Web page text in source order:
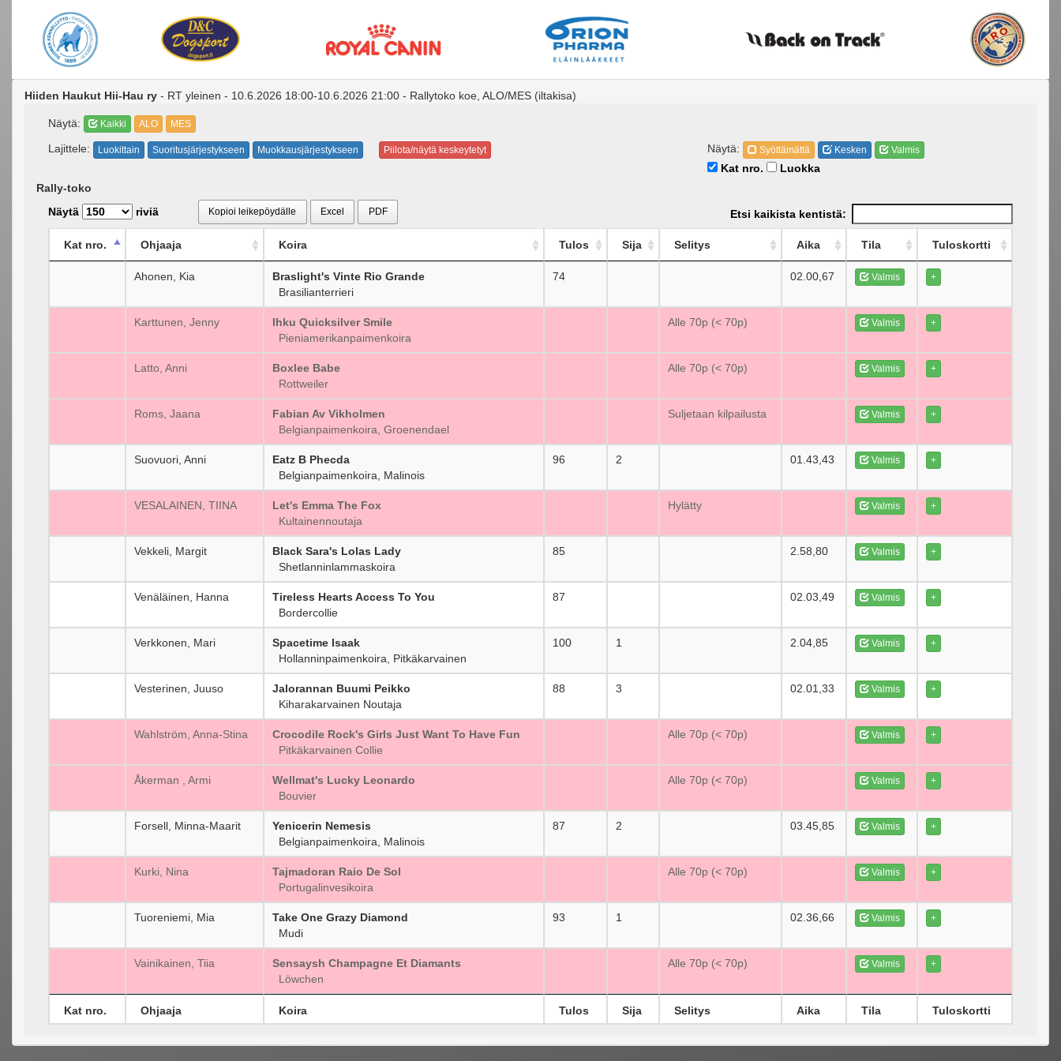
Hiiden Haukut Hii-Hau ry - RT yleinen - 10.6.2026 18:00-10.6.2026 21:00 - Rallytoko koe, ALO/MES (iltakisa)
Näytä: Kaikki ALO MES
Lajittele: Luokittain Suoritusjärjestykseen Muokkausjärjestykseen Piilota/näytä keskeytetyt Näytä: Syöttämättä Kesken Valmis
Kat nro.
Luokka
Rally-toko
Näytä
riviä Kopioi leikepöydälle Excel PDF Etsi kaikista kentistä:
Kat nro. Ohjaaja Koira Tulos Sija Selitys Aika Tila Tuloskortti
Ahonen, Kia
Braslight's Vinte Rio Grande
Brasilianterrieri
74 02.00,67 Valmis +
Karttunen, Jenny
Ihku Quicksilver Smile
Pieniamerikanpaimenkoira
Alle 70p (< 70p) Valmis +
Latto, Anni
Boxlee Babe
Rottweiler
Alle 70p (< 70p) Valmis +
Roms, Jaana
Fabian Av Vikholmen
Belgianpaimenkoira, Groenendael
Suljetaan kilpailusta Valmis +
Suovuori, Anni
Eatz B Phecda
Belgianpaimenkoira, Malinois
96 2 01.43,43 Valmis +
VESALAINEN, TIINA
Let's Emma The Fox
Kultainennoutaja
Hylätty Valmis +
Vekkeli, Margit
Black Sara's Lolas Lady
Shetlanninlammaskoira
85 2.58,80 Valmis +
Venäläinen, Hanna
Tireless Hearts Access To You
Bordercollie
87 02.03,49 Valmis +
Verkkonen, Mari
Spacetime Isaak
Hollanninpaimenkoira, Pitkäkarvainen
100 1 2.04,85 Valmis +
Vesterinen, Juuso
Jalorannan Buumi Peikko
Kiharakarvainen Noutaja
88 3 02.01,33 Valmis +
Wahlström, Anna-Stina
Crocodile Rock's Girls Just Want To Have Fun
Pitkäkarvainen Collie
Alle 70p (< 70p) Valmis +
Åkerman , Armi
Wellmat's Lucky Leonardo
Bouvier
Alle 70p (< 70p) Valmis +
Forsell, Minna-Maarit
Yenicerin Nemesis
Belgianpaimenkoira, Malinois
87 2 03.45,85 Valmis +
Kurki, Nina
Tajmadoran Raio De Sol
Portugalinvesikoira
Alle 70p (< 70p) Valmis +
Tuoreniemi, Mia
Take One Grazy Diamond
Mudi
93 1 02.36,66 Valmis +
Vainikainen, Tiia
Sensaysh Champagne Et Diamants
Löwchen
Alle 70p (< 70p) Valmis +
Kat nro. Ohjaaja Koira Tulos Sija Selitys Aika Tila Tuloskortti